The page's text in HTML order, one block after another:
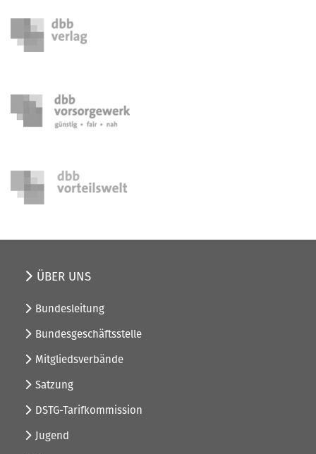
ÜBER UNS
Bundesleitung
Bundesgeschäftsstelle
Mitgliedsverbände
Satzung
DSTG-Tarifkommission
Jugend